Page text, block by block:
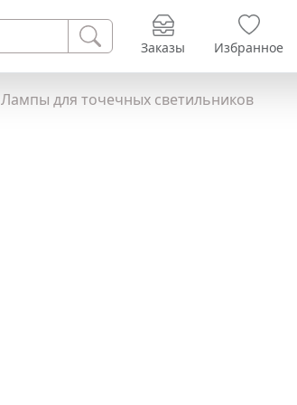
Заказы Избранное
Лампы для точечных светильников